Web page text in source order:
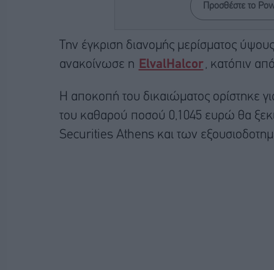
Προσθέστε το
Την έγκριση διανομής μερίσματος
ανακοίνωσε η
ElvalHalcor, κατόπιν
Η αποκοπή του δικαιώματος ορίστηκε
του καθαρού ποσού 0,1045 ευρώ θα
Securities Athens και των